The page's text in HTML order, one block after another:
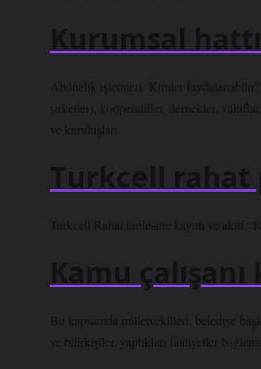
Kurumsal
Abonelik işlemleri. Kimler
şirketler), kooperatifler, dernekler,
ve kuruluşları.
Turkcell
Turkcell Rahat tarifesine kayıtlı ve aktif
Kamu
Bu kapsamda milletvekilleri, belediye
ve bilirkişiler, yaptıkları faaliyetler